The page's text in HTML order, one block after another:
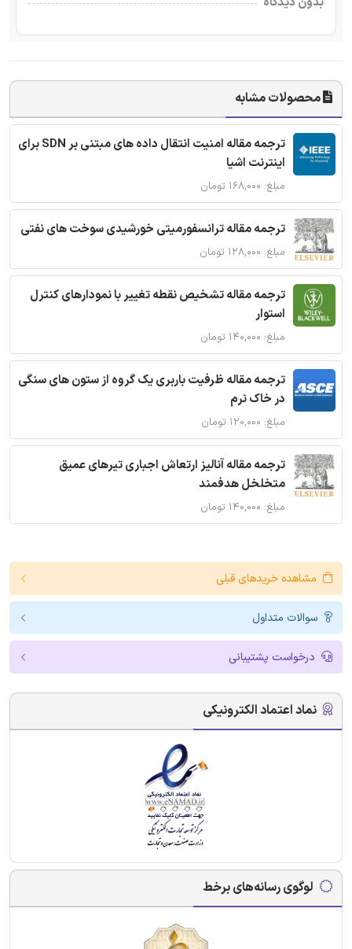
محصولات مشابه
ترجمه مقاله امنیت انتقال داده های مبتنی بر SDN برای
اینترنت اشیا
مبلغ: ۱۶۸,۰۰۰ تومان
ترجمه مقاله ترانسفورمیتی خورشیدی سوخت های نفتی
مبلغ: ۱۲۸,۰۰۰ تومان
ترجمه مقاله تشخیص نقطه تغییر با نمودارهای کنترل
استوار
مبلغ: ۱۴۰,۰۰۰ تومان
ترجمه مقاله ظرفیت باربری یک گروه از ستون های سنگی
در خاک نرم
مبلغ: ۱۲۰,۰۰۰ تومان
ترجمه مقاله آنالیز ارتعاش اجباری تیرهای عمیق
متخلخل هدفمند
مبلغ: ۱۴۰,۰۰۰ تومان
مشاهده خریدهای قبلی
سوالات متداول
درخواست پشتیبانی
نماد اعتماد الکترونیکی
لوگوی رسانه‌های برخط